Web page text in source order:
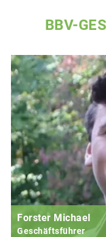
BBV-
Forster Michael
Geschäftsführer